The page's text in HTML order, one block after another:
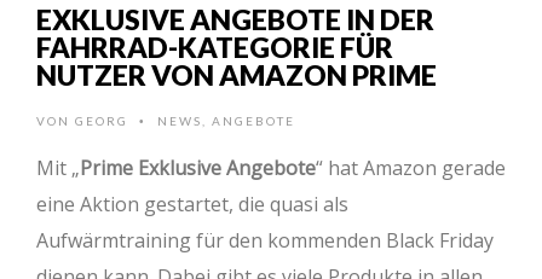
EXKLUSIVE ANGEBOTE IN DER
FAHRRAD-KATEGORIE FÜR
NUTZER VON AMAZON PRIME
VON GEORG • NEWS ANGEBOTE
Mit „Prime Exklusive Angebote“ hat Amazon gerade
eine Aktion gestartet, die quasi als
Aufwärmtraining für den kommenden Black Friday